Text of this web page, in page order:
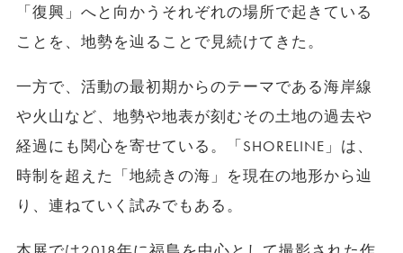
「復興」へと向かうそれぞれの場所で起きている
ことを、地勢を辿ることで見続けてきた。
一方で、活動の最初期からのテーマである海岸線
や火山など、地勢や地表が刻むその土地の過去や
経過にも関心を寄せている。「SHORELINE」は、
時制を超えた「地続きの海」を現在の地形から辿
り、連ねていく試みでもある。